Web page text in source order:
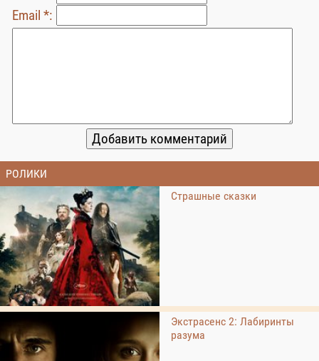
Email *:
РОЛИКИ
Страшные сказки
Экстрасенс 2: Лабиринты
разума